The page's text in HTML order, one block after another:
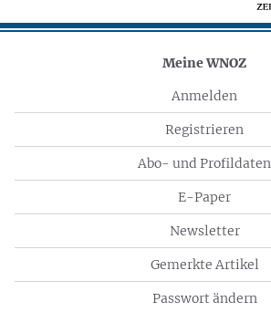
Meine WNOZ
Anmelden
Registrieren
Abo- und Profildaten
E-Paper
Newsletter
Gemerkte Artikel
Passwort ändern